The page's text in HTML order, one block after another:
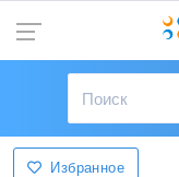
Избранное